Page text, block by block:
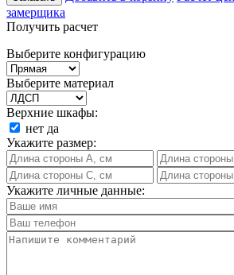
замерщика
Получить расчет
Выберите конфигурацию
Выберите материал
Верхние шкафы:
нет да
Укажите размер:
Укажите личные данные: